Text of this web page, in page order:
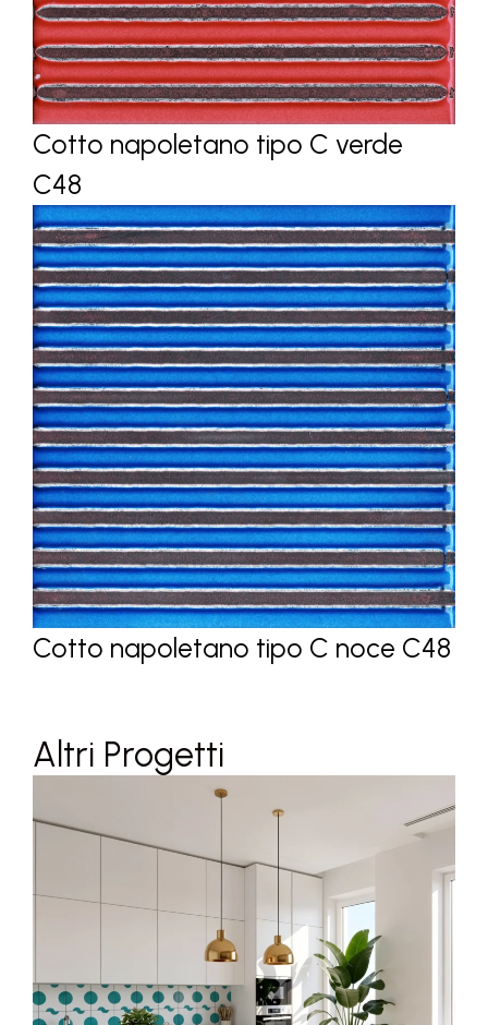
Cotto napoletano tipo C verde
C48
Cotto napoletano tipo C noce C48
Altri Progetti